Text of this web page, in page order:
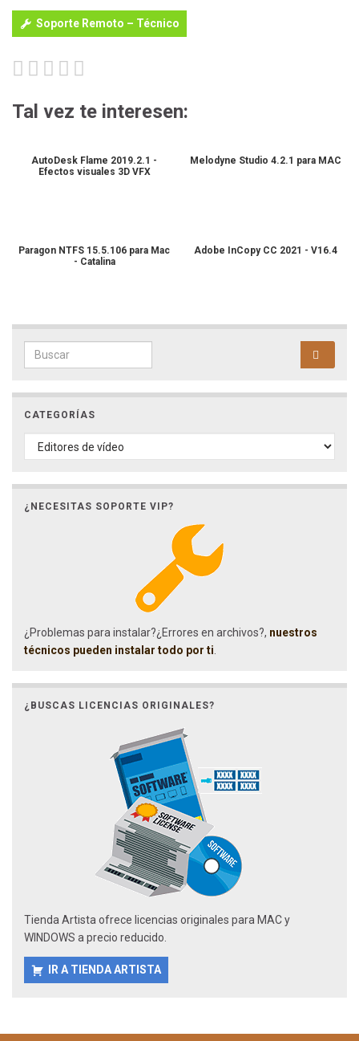
Soporte Remoto – Técnico
Tal vez te interesen:
AutoDesk Flame 2019.2.1 -
Efectos visuales 3D VFX
Melodyne Studio 4.2.1 para MAC
Paragon NTFS 15.5.106 para Mac
- Catalina
Adobe InCopy CC 2021 - V16.4
Search for:
CATEGORÍAS
CATEGORÍAS
¿NECESITAS SOPORTE VIP?
¿Problemas para instalar?¿Errores en archivos?, nuestros
técnicos pueden instalar todo por ti.
¿BUSCAS LICENCIAS ORIGINALES?
Tienda Artista ofrece licencias originales para MAC y
WINDOWS a precio reducido.
IR A TIENDA ARTISTA